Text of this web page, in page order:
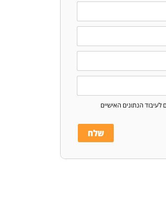
לעיבוד הנתונים האישיים